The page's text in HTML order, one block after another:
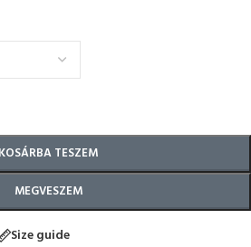
KOSÁRBA TESZEM
MEGVESZEM
Size guide